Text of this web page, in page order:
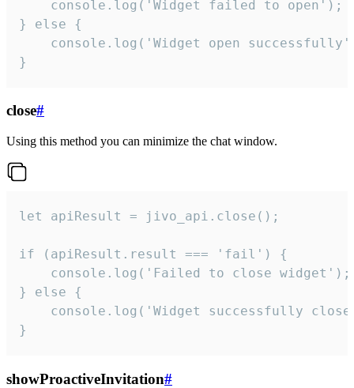
    console.log('Widget failed to open');
} else {
console.log('Widget open
}
close#
Using this method you can minimize the chat window.
let apiResult = jivo_api.close();
if (apiResult.result === 'fail') {
    console.log('Failed to close widget');
} else {
console.log('Widget successfully
}
showProactiveInvitation#